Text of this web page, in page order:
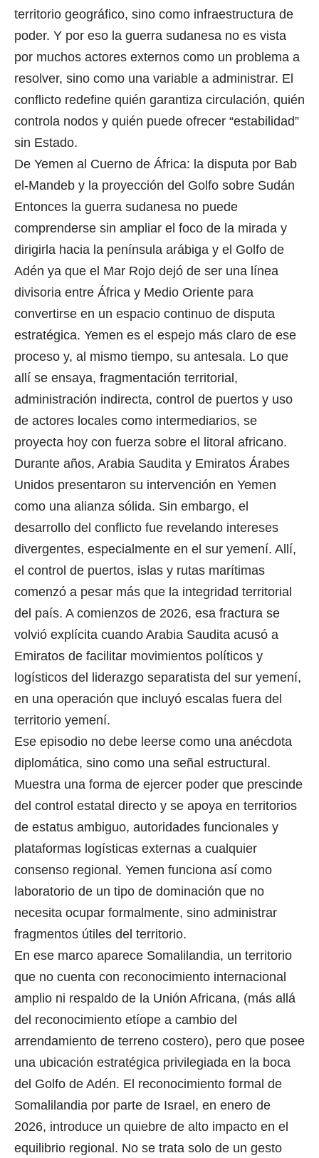
territorio geográfico, sino como infraestructura de
poder. Y por eso la guerra sudanesa no es vista
por muchos actores externos como un problema a
resolver, sino como una variable a administrar. El
conflicto redefine quién garantiza circulación, quién
controla nodos y quién puede ofrecer “estabilidad”
sin Estado.
De Yemen al Cuerno de África: la disputa por Bab
el-Mandeb y la proyección del Golfo sobre Sudán
Entonces la guerra sudanesa no puede
comprenderse sin ampliar el foco de la mirada y
dirigirla hacia la península arábiga y el Golfo de
Adén ya que el Mar Rojo dejó de ser una línea
divisoria entre África y Medio Oriente para
convertirse en un espacio continuo de disputa
estratégica. Yemen es el espejo más claro de ese
proceso y, al mismo tiempo, su antesala. Lo que
allí se ensaya, fragmentación territorial,
administración indirecta, control de puertos y uso
de actores locales como intermediarios, se
proyecta hoy con fuerza sobre el litoral africano.
Durante años, Arabia Saudita y Emiratos Árabes
Unidos presentaron su intervención en Yemen
como una alianza sólida. Sin embargo, el
desarrollo del conflicto fue revelando intereses
divergentes, especialmente en el sur yemení. Allí,
el control de puertos, islas y rutas marítimas
comenzó a pesar más que la integridad territorial
del país. A comienzos de 2026, esa fractura se
volvió explícita cuando Arabia Saudita acusó a
Emiratos de facilitar movimientos políticos y
logísticos del liderazgo separatista del sur yemení,
en una operación que incluyó escalas fuera del
territorio yemení.
Ese episodio no debe leerse como una anécdota
diplomática, sino como una señal estructural.
Muestra una forma de ejercer poder que prescinde
del control estatal directo y se apoya en territorios
de estatus ambiguo, autoridades funcionales y
plataformas logísticas externas a cualquier
consenso regional. Yemen funciona así como
laboratorio de un tipo de dominación que no
necesita ocupar formalmente, sino administrar
fragmentos útiles del territorio.
En ese marco aparece Somalilandia, un territorio
que no cuenta con reconocimiento internacional
amplio ni respaldo de la Unión Africana, (más allá
del reconocimiento etíope a cambio del
arrendamiento de terreno costero), pero que posee
una ubicación estratégica privilegiada en la boca
del Golfo de Adén. El reconocimiento formal de
Somalilandia por parte de Israel, en enero de
2026, introduce un quiebre de alto impacto en el
equilibrio regional. No se trata solo de un gesto